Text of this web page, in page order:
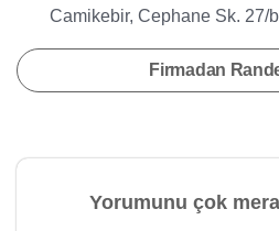
Camikebir, Cephane Sk. 27/
Firmadan
Yorumunu çok